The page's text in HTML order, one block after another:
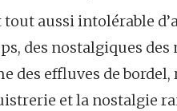
aussi intolérable
des nostalgiques
des effluves de
et la nostalgie